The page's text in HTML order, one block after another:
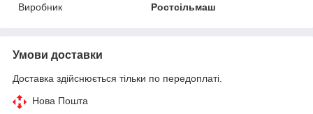
Виробник
Ростсільмаш
Умови доставки
Доставка здійснюється тільки по передоплаті.
Нова Пошта